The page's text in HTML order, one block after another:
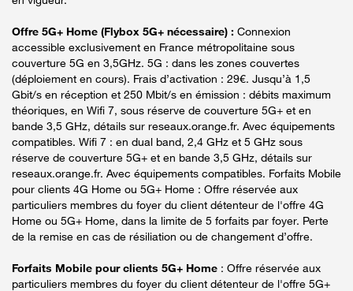
Offre 5G+ Home (Flybox 5G+ nécessaire) : Connexion
accessible exclusivement en France métropolitaine sous
couverture 5G en 3,5GHz. 5G : dans les zones couvertes
(déploiement en cours). Frais d’activation : 29€. Jusqu’à 1,5
Gbit/s en réception et 250 Mbit/s en émission : débits maximum
théoriques, en Wifi 7, sous réserve de couverture 5G+ et en
bande 3,5 GHz, détails sur reseaux.orange.fr. Avec équipements
compatibles. Wifi 7 : en dual band, 2,4 GHz et 5 GHz sous
réserve de couverture 5G+ et en bande 3,5 GHz, détails sur
reseaux.orange.fr. Avec équipements compatibles. Forfaits Mobile
pour clients 4G Home ou 5G+ Home : Offre réservée aux
particuliers membres du foyer du client détenteur de l'offre 4G
Home ou 5G+ Home, dans la limite de 5 forfaits par foyer. Perte
de la remise en cas de résiliation ou de changement d’offre.
Forfaits Mobile pour clients 5G+ Home : Offre réservée aux
particuliers membres du foyer du client détenteur de l'offre 5G+